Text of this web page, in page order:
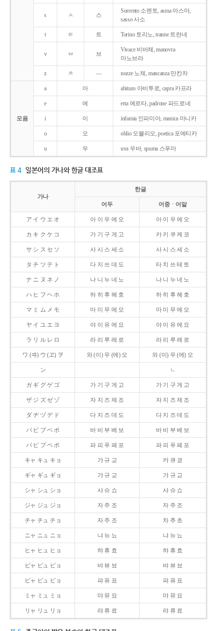
s ㅅ 스
Sorrento 소렌토, asma 아스마,
sasso 사소
t ㅌ 트 Torino 토리노, tranne 트란네
v ㅂ 브
Vivace 비바체, manovra
마노브라
z ㅊ ― nozze 노체, mancanza 만칸차
모음
a 아 abituro 아비투로, capra 카프라
e 에 erta 에르타, padrone 파드로네
i 이 infamia 인파미아, manica 마니카
o 오 oblio 오블리오, poetica 포에티카
u 우 uva 우바, spuma 스푸마
표 4 일본어의 가나와 한글 대조표
가나
한글
어두 어중ㆍ어말
ア イ ウ エ オ 아 이 우 에 오 아 이 우 에 오
カ キ ク ケ コ 가 기 구 게 고 카 키 쿠 케 코
サ シ ス セ ソ 사 시 스 세 소 사 시 스 세 소
タ チ ツ テ ト 다 지 쓰 데 도 타 치 쓰 테 토
ナ ニ ヌ ネ ノ 나 니 누 네 노 나 니 누 네 노
ハ ヒ フ ヘ ホ 하 히 후 헤 호 하 히 후 헤 호
マ ミ ム メ モ 마 미 무 메 모 마 미 무 메 모
ヤ イ ユ エ ヨ 야 이 유 에 요 야 이 유 에 요
ラ リ ル レ ロ 라 리 루 레 로 라 리 루 레 로
ワ (ヰ) ウ (ヱ) ヲ 와 (이) 우 (에) 오 와 (이) 우 (에) 오
ン ㄴ
ガ ギ グ ゲ ゴ 가 기 구 게 고 가 기 구 게 고
ザ ジ ズ ゼ ゾ 자 지 즈 제 조 자 지 즈 제 조
ダ ヂ ヅ デ ド 다 지 즈 데 도 다 지 즈 데 도
バ ビ ブ ベ ボ 바 비 부 베 보 바 비 부 베 보
パ ピ プ ペ ポ 파 피 푸 페 포 파 피 푸 페 포
キャ キュ キョ 갸 규 교 캬 큐 쿄
ギャ ギュ ギョ 갸 규 교 갸 규 교
シャ シュ ショ 샤 슈 쇼 샤 슈 쇼
ジャ ジュ ジョ 자 주 조 자 주 조
チャ チュ チョ 자 주 조 차 추 초
ニャ ニュ ニョ 냐 뉴 뇨 냐 뉴 뇨
ヒャ ヒュ ヒョ 햐 휴 효 햐 휴 효
ビャ ビュ ビョ 뱌 뷰 뵤 뱌 뷰 뵤
ピャ ピュ ピョ 퍄 퓨 표 퍄 퓨 표
ミャ ミュ ミョ 먀 뮤 묘 먀 뮤 묘
リャ リュ リョ 랴 류 료 랴 류 료